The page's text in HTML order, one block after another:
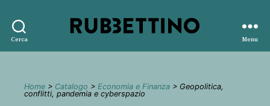
Cerca
editore
Menu
Home > Catalogo > Economia e Finanza > Geopolitica,
conflitti, pandemia e cyberspazio